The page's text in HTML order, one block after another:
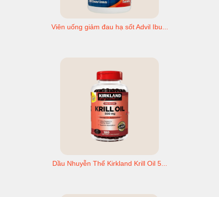
Viên uống giảm đau hạ sốt Advil Ibu...
Dầu Nhuyễn Thể Kirkland Krill Oil 5...